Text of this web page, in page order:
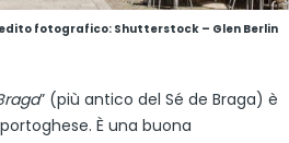
fotografico: Shutterstock – Glen Berlin
” (più antico del Sé de Braga) è
È una buona